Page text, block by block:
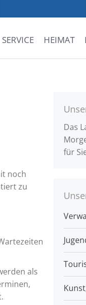
SERVICE HEIMAT
noch
zu
als
Das
für